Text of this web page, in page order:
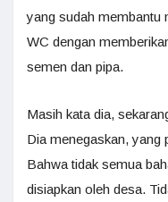
yang sudah membantu
WC dengan
semen dan pipa.
Masih kata dia,
Dia menegaskan, yang
Bahwa tidak semua
disiapkan oleh desa.